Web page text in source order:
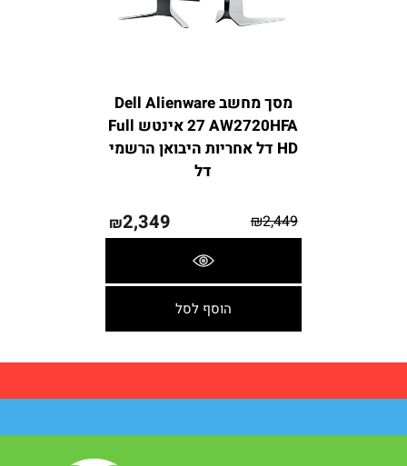
מסך מחשב Dell Alienware
AW2720HFA ‏27 ‏אינטש Full
HD דל אחריות היבואן הרשמי
דל
₪2,449
₪2,349
הוסף לסל